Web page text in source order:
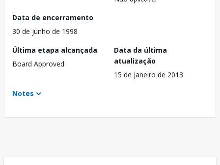
Data de encerramento
30 de junho de 1998
Última etapa alcançada
Board Approved
Data da última
atualização
15 de janeiro de 2013
Notes